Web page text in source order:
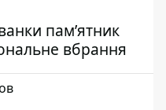
пам’ятник
вбрання